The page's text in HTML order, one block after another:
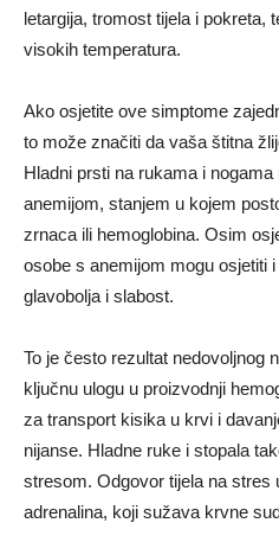
letargija, tromost tijela i pokreta,
visokih temperatura.
Ako osjetite ove simptome
to može značiti da vaša štitna
Hladni prsti na rukama i
anemijom, stanjem u kojem
zrnaca ili hemoglobina. Osim
osobe s anemijom mogu osjetiti
glavobolja i slabost.
To je često rezultat nedovoljnog
ključnu ulogu u proizvodnji
za transport kisika u krvi i
nijanse. Hladne ruke i stopala
stresom. Odgovor tijela na stres
adrenalina, koji sužava krvne